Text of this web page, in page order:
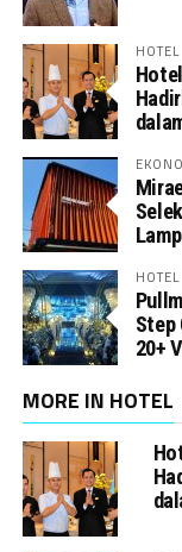
HOTEL
HOTEL
Step
20+
MORE IN HOTEL